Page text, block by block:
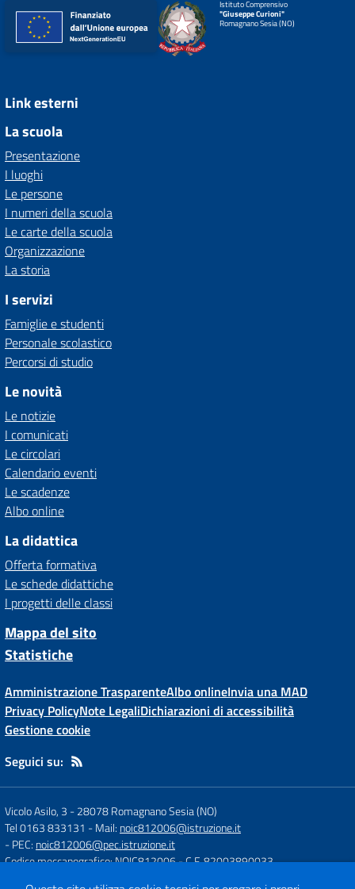
Istituto Comprensivo
"Giuseppe Curioni"
Romagnano Sesia (NO)
Link esterni
La scuola
Presentazione
I luoghi
Le persone
I numeri della scuola
Le carte della scuola
Organizzazione
La storia
I servizi
Famiglie e studenti
Personale scolastico
Percorsi di studio
Le novità
Le notizie
I comunicati
Le circolari
Calendario eventi
Le scadenze
Albo online
La didattica
Offerta formativa
Le schede didattiche
I progetti delle classi
Mappa del sito
Statistiche
Amministrazione TrasparenteAlbo onlineInvia una MAD
Privacy PolicyNote LegaliDichiarazioni di accessibilità
Gestione cookie
Seguici su:
Vicolo Asilo, 3 -28078 Romagnano Sesia (NO)
Tel 0163 833131 - Mail: noic812006@istruzione.it
- PEC: noic812006@pec.istruzione.it
Codice meccanografico: NOIC812006- C.F. 82003890033